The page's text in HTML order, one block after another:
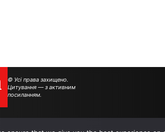
© Усі права захищено.
Цитування — з активним
посиланням.